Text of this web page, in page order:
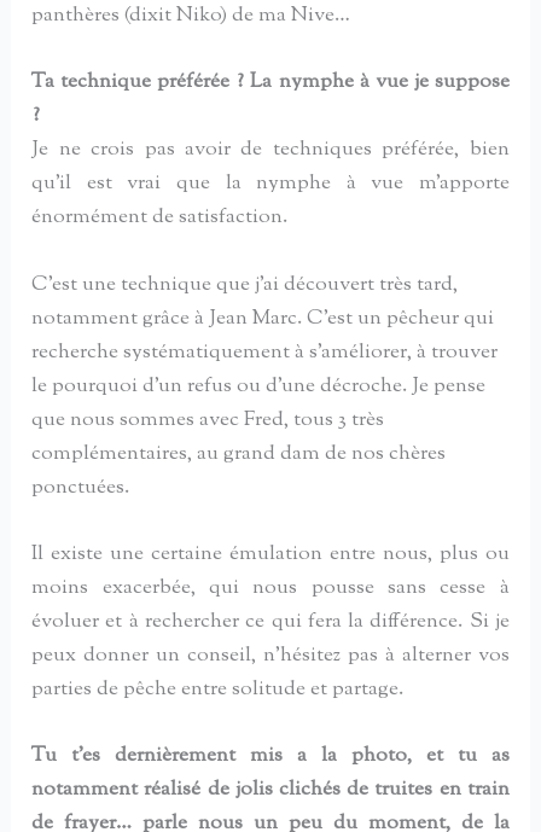
panthères (dixit Niko) de ma Nive…
Ta technique préférée ? La nymphe à vue je suppose
?
Je ne crois pas avoir de techniques préférée, bien
qu’il est vrai que la nymphe à vue m’apporte
énormément de satisfaction.
C’est une technique que j’ai découvert très tard,
notamment grâce à Jean Marc. C’est un pêcheur qui
recherche systématiquement à s’améliorer, à trouver
le pourquoi d’un refus ou d’une décroche. Je pense
que nous sommes avec Fred, tous 3 très
complémentaires, au grand dam de nos chères
ponctuées.
Il existe une certaine émulation entre nous, plus ou
moins exacerbée, qui nous pousse sans cesse à
évoluer et à rechercher ce qui fera la différence. Si je
peux donner un conseil, n’hésitez pas à alterner vos
parties de pêche entre solitude et partage.
Tu t’es dernièrement mis a la photo, et tu as
notamment réalisé de jolis clichés de truites en train
de frayer… parle nous un peu du moment, de la